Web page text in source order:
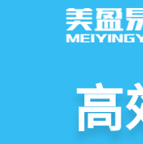
高
社
小